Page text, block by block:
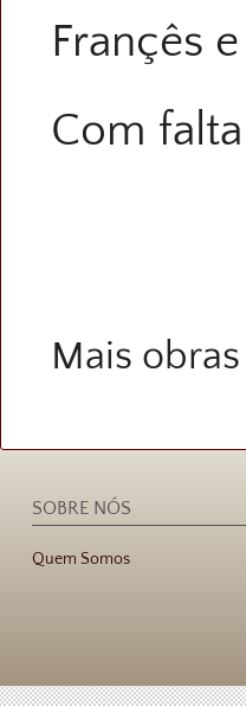
Françês
Com
Mais
SOBRE NÓS
Quem Somos